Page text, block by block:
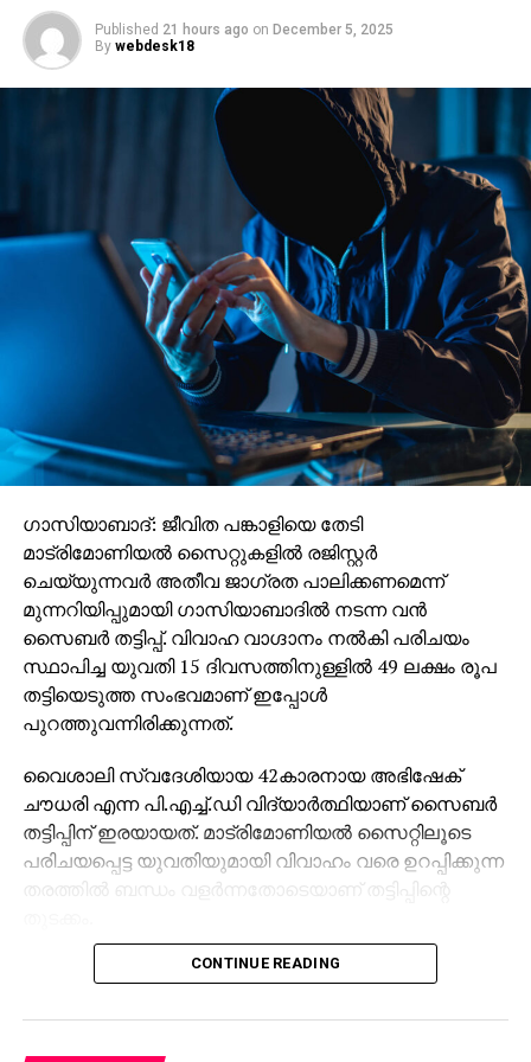
Published 21 hours ago on December 5, 2025
By webdesk18
ഗാസിയാബാദ്: ജീവിത പങ്കാളിയെ തേടി
മാട്രിമോണിയല്‍ സൈറ്റുകളില്‍ രജിസ്റ്റര്‍
ചെയ്യുന്നവര്‍ അതീവ ജാഗ്രത പാലിക്കണമെന്ന്
മുന്നറിയിപ്പുമായി ഗാസിയാബാദില്‍ നടന്ന വന്‍
സൈബര്‍ തട്ടിപ്പ്. വിവാഹ വാഗ്ദാനം നല്‍കി പരിചയം
സ്ഥാപിച്ച യുവതി 15 ദിവസത്തിനുള്ളില്‍ 49 ലക്ഷം രൂപ
തട്ടിയെടുത്ത സംഭവമാണ് ഇപ്പോള്‍
പുറത്തുവന്നിരിക്കുന്നത്.
വൈശാലി സ്വദേശിയായ 42കാരനായ അഭിഷേക്
ചൗധരി എന്ന പി.എച്ച്.ഡി വിദ്യാര്‍ത്ഥിയാണ് സൈബര്‍
തട്ടിപ്പിന് ഇരയായത്. മാട്രിമോണിയല്‍ സൈറ്റിലൂടെ
പരിചയപ്പെട്ട യുവതിയുമായി വിവാഹം വരെ ഉറപ്പിക്കുന്ന
തരത്തില്‍ ബന്ധം വളര്‍ന്നതോടെയാണ് തട്ടിപ്പിന്റെ
സംഭാഷണത്തിനിടയില്‍, യുവതി ജലന്ധറിലും ഡല്‍ഹി
ബിസിനസില്‍ ഏര്‍പ്പെട്ടിരിക്കുന്നുവെന്ന് പറഞ്ഞ്
വിശ്വാസം നേടിയെടുത്തു. പിന്നാലെ അഭിഷേകിനെ
CONTINUE READING